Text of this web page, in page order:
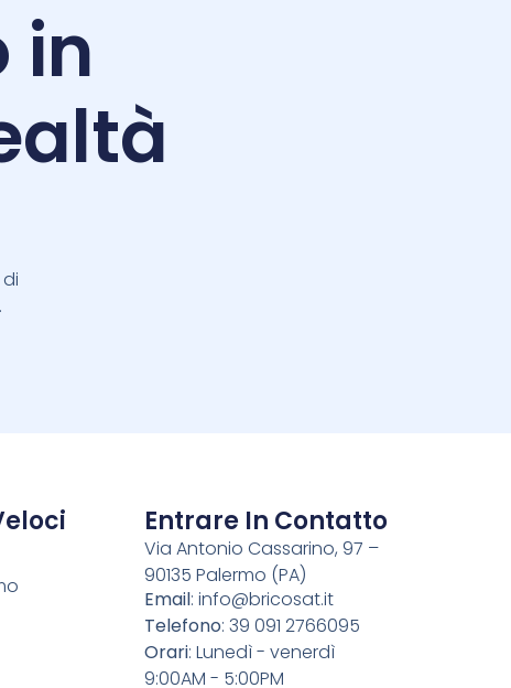
in
Entrare In Contatto
Via Antonio Cassarino, 97 –
90135 Palermo (PA)
Email: info@bricosat.it
Telefono: 39 091 2766095
Orari: Lunedì - venerdì
9:00AM - 5:00PM